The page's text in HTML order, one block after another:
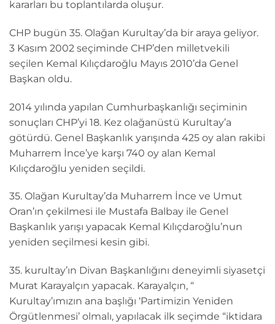
kararları bu toplantılarda oluşur.
CHP bugün 35. Olağan Kurultay’da bir araya geliyor.
3 Kasım 2002 seçiminde CHP’den milletvekili
seçilen Kemal Kılıçdaroğlu Mayıs 2010’da Genel
Başkan oldu.
2014 yılında yapılan Cumhurbaşkanlığı seçiminin
sonuçları CHP’yi 18. Kez olağanüstü Kurultay’a
götürdü. Genel Başkanlık yarışında 425 oy alan rakibi
Muharrem İnce’ye karşı 740 oy alan Kemal
Kılıçdaroğlu yeniden seçildi.
35. Olağan Kurultay’da Muharrem İnce ve Umut
Oran’ın çekilmesi ile Mustafa Balbay ile Genel
Başkanlık yarışı yapacak Kemal Kılıçdaroğlu’nun
yeniden seçilmesi kesin gibi.
35. kurultay’ın Divan Başkanlığını deneyimli siyasetçi
Murat Karayalçın yapacak. Karayalçın, “
Kurultay’ımızın ana başlığı ‘Partimizin Yeniden
Örgütlenmesi’ olmalı, yapılacak ilk seçimde “iktidara